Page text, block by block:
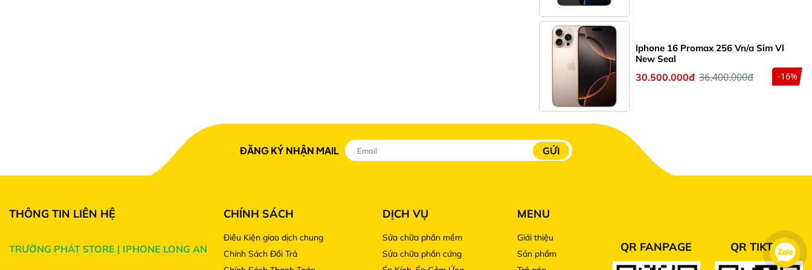
Có máy ngay trong ngày.
Phải đặt trước hoặc chờ hàng từ 7-14
ngày.
SIM (Tiện dụng hơn). 1 SIM vật lý + 1 eSIM.
Iphone 16 Promax 256 Vn/a Sim Vl
New Seal
30.500.000đ 36.400.000đ -16%
ĐĂNG KÝ NHẬN MAIL
THÔNG TIN LIÊN HỆ
TRƯỜNG PHÁT STORE | IPHONE LONG AN
CHÍNH SÁCH
Điều Kiện giao dịch chung
Chính Sách Đổi Trả
DỊCH VỤ
Sửa chữa phần mềm
Sửa chữa phần cứng
MENU
Giới thiệu
Sản phẩm
QR FANPAGE QR TIKTOK